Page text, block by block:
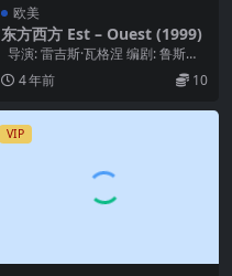
欧美
东方西方 Est – Ouest (1999)
导演: 雷吉斯·瓦格涅 编剧: 鲁斯塔
姆·伊布拉吉姆别科夫 / 谢...
4 年前 10
VIP